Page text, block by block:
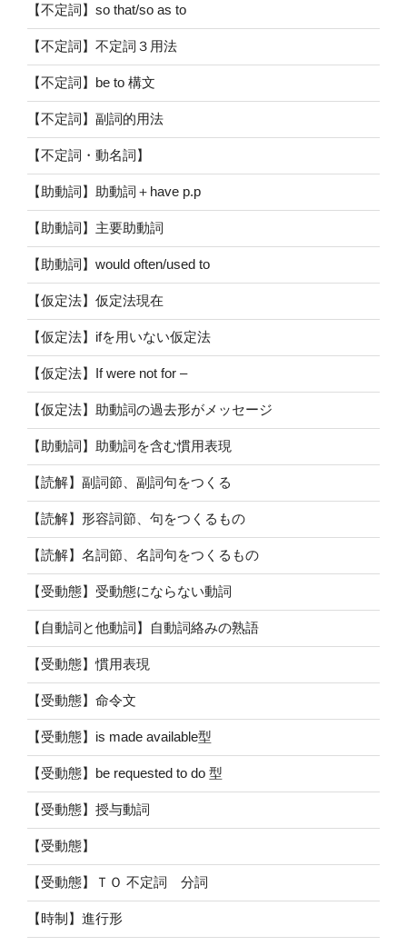
【不定詞】so that/so as to
【不定詞】不定詞３用法
【不定詞】be to 構文
【不定詞】副詞的用法
【不定詞・動名詞】
【助動詞】助動詞＋have p.p
【助動詞】主要助動詞
【助動詞】would often/used to
【仮定法】仮定法現在
【仮定法】ifを用いない仮定法
【仮定法】If were not for –
【仮定法】助動詞の過去形がメッセージ
【助動詞】助動詞を含む慣用表現
【読解】副詞節、副詞句をつくる
【読解】形容詞節、句をつくるもの
【読解】名詞節、名詞句をつくるもの
【受動態】受動態にならない動詞
【自動詞と他動詞】自動詞絡みの熟語
【受動態】慣用表現
【受動態】命令文
【受動態】is made available型
【受動態】be requested to do 型
【受動態】授与動詞
【受動態】
【受動態】ＴＯ 不定詞 分詞
【時制】進行形